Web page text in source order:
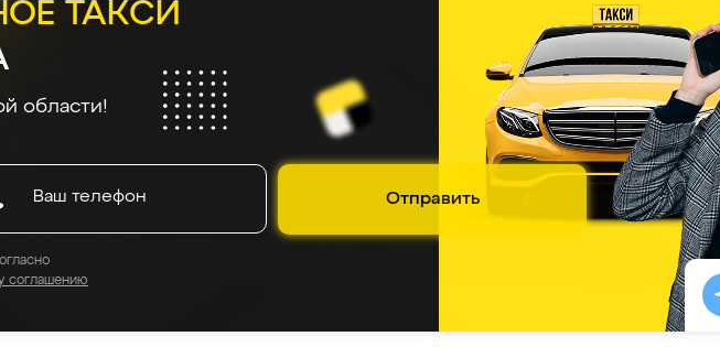
ТАКСИ
области!
Отправить
соглашению